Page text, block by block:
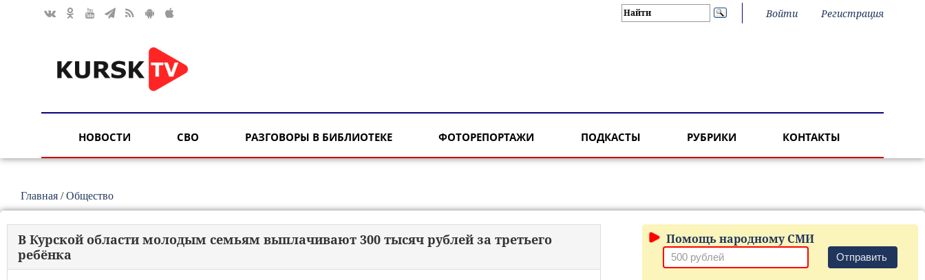
Войти Регистрация
НОВОСТИ СВО РАЗГОВОРЫ В БИБЛИОТЕКЕ ФОТОРЕПОРТАЖИ ПОДКАСТЫ РУБРИКИ КОНТАКТЫ
Главная /Общество
В Курской области молодым семьям выплачивают 300 тысяч рублей за третьего
ребёнка
Помощь народному СМИ
Отправить